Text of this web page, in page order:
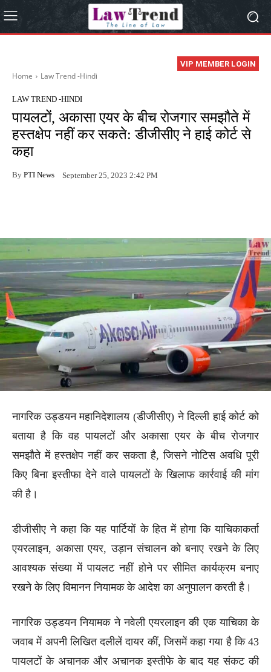
VIP MEMBER LOGIN
Home Law Trend -Hindi
LAW TREND -HINDI
पायलटों, अकासा एयर के बीच रोजगार समझौते में
हस्तक्षेप नहीं कर सकते: डीजीसीए ने हाई कोर्ट से
कहा
By PTI News September 25, 2023 2:42 PM
नागरिक उड्डयन महानिदेशालय (डीजीसीए) ने दिल्ली हाई कोर्ट को
बताया है कि वह पायलटों और अकासा एयर के बीच रोजगार
समझौते में हस्तक्षेप नहीं कर सकता है, जिसने नोटिस अवधि पूरी
किए बिना इस्तीफा देने वाले पायलटों के खिलाफ कार्रवाई की मांग
की है।
डीजीसीए ने कहा कि यह पार्टियों के हित में होगा कि याचिकाकर्ता
एयरलाइन, अकासा एयर, उड़ान संचालन को बनाए रखने के लिए
आवश्यक संख्या में पायलट नहीं होने पर सीमित कार्यक्रम बनाए
रखने के लिए विमानन नियामक के आदेश का अनुपालन करती है।
नागरिक उड्डयन नियामक ने नवेली एयरलाइन की एक याचिका के
जवाब में अपनी लिखित दलीलें दायर कीं, जिसमें कहा गया है कि 43
पायलटों के अचानक और अचानक इस्तीफे के बाद यह संकट की